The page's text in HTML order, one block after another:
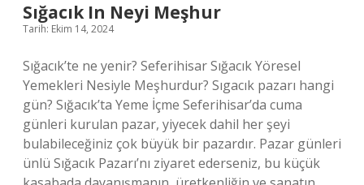
Sığacık In Neyi Meşhur
Tarih: Ekim 14, 2024
Sığacık’te ne yenir? Seferihisar Sığacık Yöresel
Yemekleri Nesiyle Meşhurdur? Sıgacık pazarı hangi
gün? Sığacık’ta Yeme İçme Seferihisar’da cuma
günleri kurulan pazar, yiyecek dahil her şeyi
bulabileceğiniz çok büyük bir pazardır. Pazar günleri
ünlü Sığacık Pazarı’nı ziyaret ederseniz, bu küçük